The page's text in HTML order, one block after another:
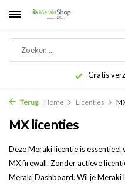
Gratis
Terug Home Licenties
MX licenties
Deze Meraki licentie is
MX firewall. Zonder actieve
Meraki Dashboard. Wil je Meraki